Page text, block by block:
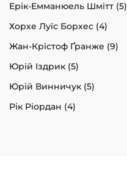
Ерік-Емманюель Шмітт (5)
Хорхе Луїс Борхес (4)
Жан-Крістоф Ґранже (9)
Юрій Іздрик (5)
Юрій Винничук (5)
Рік Ріордан (4)